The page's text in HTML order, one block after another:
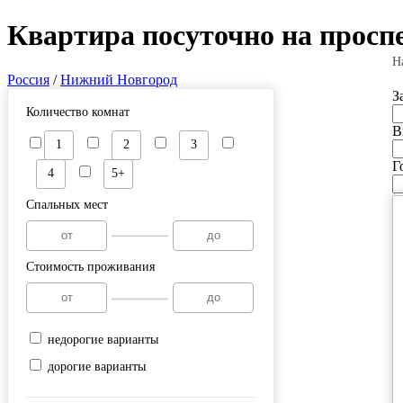
Квартира посуточно на
Россия /Нижний Новгород
Количество комнат
1 2 3
4 5+
Спальных мест
Стоимость проживания
недорогие варианты
дорогие варианты